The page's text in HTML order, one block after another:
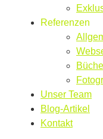
Referenzen
Unser Team
Blog-Artikel
Kontakt